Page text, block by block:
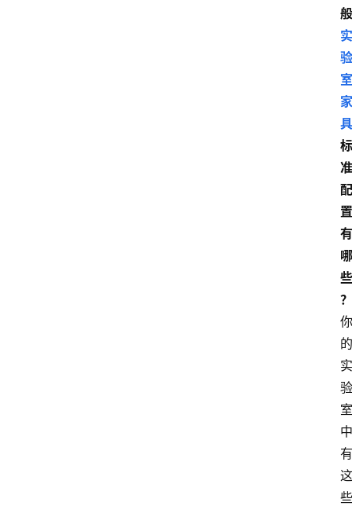
般
实
验
室
家
具
标
准
配
置
有
哪
些
？
你
的
实
验
室
中
有
这
些